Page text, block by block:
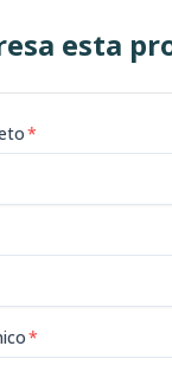
esta
*
*